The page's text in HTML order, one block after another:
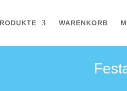
WARENKORB